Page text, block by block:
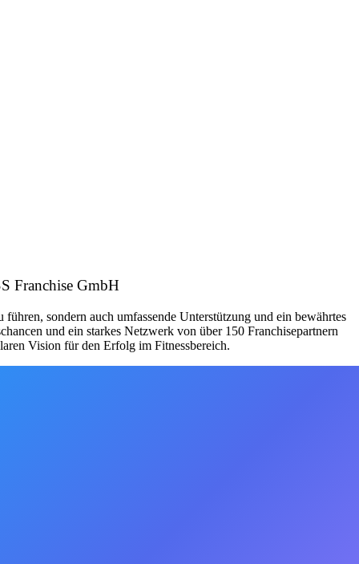
Franchise GmbH
sondern auch umfassende Unterstützung und ein bewährtes
und ein starkes Netzwerk von über 150 Franchisepartnern
Vision für den Erfolg im Fitnessbereich.